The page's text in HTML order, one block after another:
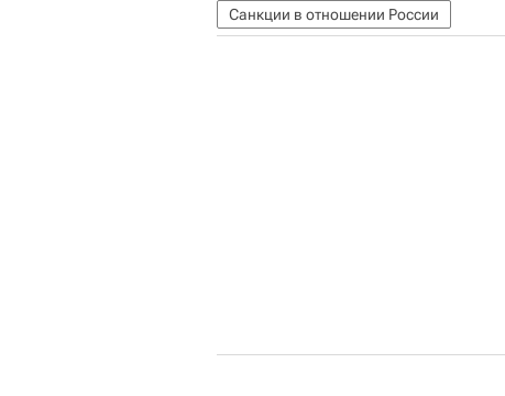
Санкции в отношении России